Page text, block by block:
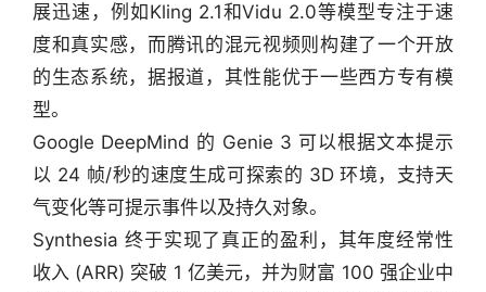
展迅速，例如Kling 2.1和Vidu 2.0等模型专注于速
度和真实感，而腾讯的混元视频则构建了一个开放
的生态系统，据报道，其性能优于一些西方专有模
型。
Google DeepMind 的 Genie 3 可以根据文本提示
以 24 帧/秒的速度生成可探索的 3D 环境，支持天
气变化等可提示事件以及持久对象。
Synthesia 终于实现了真正的盈利，其年度经常性
收入 (ARR) 突破 1 亿美元，并为财富 100 强企业中